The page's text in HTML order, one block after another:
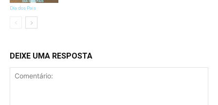
Dia dos Pais
DEIXE UMA RESPOSTA